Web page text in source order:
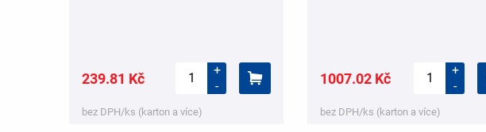
239.81 Kč
+
-
bez DPH/ks (karton a více)
1007.02 Kč
+
-
bez DPH/ks (karton a více)